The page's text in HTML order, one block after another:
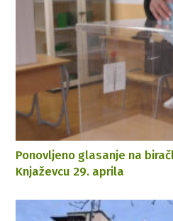
Ponovljeno glasanje na
Knjaževcu 29. aprila